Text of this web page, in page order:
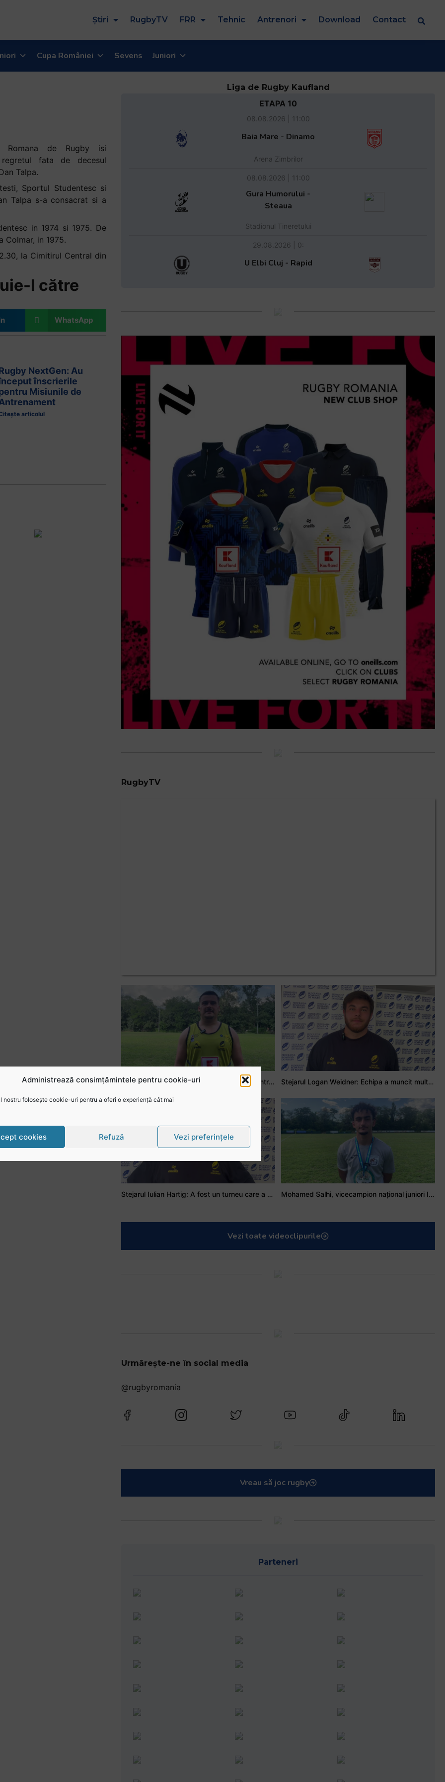
Administrează consimțămintele pentru cookie-uri
nostru folosește cookie-uri pentru a oferi o experiență cât mai
cookies Refuză Vezi preferințele
Știri RugbyTV FRR Tehnic Antrenori Download Contact
Cupa României Sevens Juniori
Romana de Rugby isi
fata de decesul
Talpa.
Sportul Studentesc si
Talpa s-a consacrat si a
in 1974 si 1975. De
Colmar, in 1975.
la Cimitirul Central din
l către
WhatsApp
NextGen: Au
înscrierile
Misiunile de
articolul
Liga de Rugby Kaufland
ETAPA 10
08.08.2026 | 11:00
Baia Mare - Dinamo
Arena Zimbrilor
08.08.2026 | 11:00
Gura Humorului -
Steaua
Stadionul Tineretului
29.08.2026 | 0:
U Elbi Cluj - Rapid
RugbyTV
Adrian Țală: Visul meu este să debutez pentru România Stejarul Logan Weidner: Echipa a muncit mult, iar asta se va vedea în meciurile de la Nations Cup
Stejarul Iulian Hartig: A fost un turneu care a unit mai mult echipa Mohamed Salhi, vicecampion național juniori I: Rugby-ul te învață să accepți și înfrângerile
Vezi toate videoclipurile
Urmărește-ne în social media
@rugbyromania
Vreau să joc rugby
Parteneri